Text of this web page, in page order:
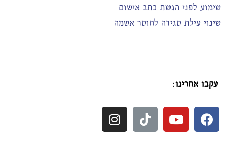
שימוע לפני הגשת כתב אישום
שינוי עילת סגירה לחוסר אשמה
עקבו אחרינו: